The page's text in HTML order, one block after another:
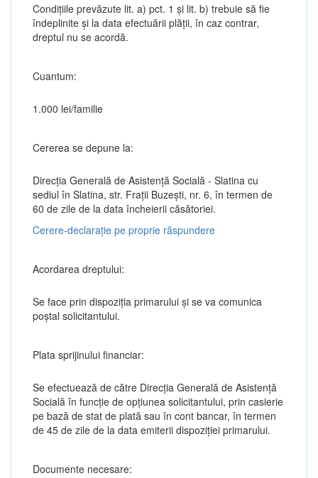
Condițiile prevăzute lit. a) pct. 1 și lit. b) trebuie să fie
îndeplinite și la data efectuării plății, în caz contrar,
dreptul nu se acordă.
Cuantum:
1.000 lei/familie
Cererea se depune la:
Direcția Generală de Asistenţă Socială - Slatina cu
sediul în Slatina, str. Fraţii Buzeşti, nr. 6, în termen de
60 de zile de la data încheierii căsătoriei.
Cerere-declarație pe proprie răspundere
Acordarea dreptului:
Se face prin dispoziția primarului și se va comunica
poștal solicitantului.
Plata sprijinului financiar:
Se efectuează de către Direcția Generală de Asistență
Socială în funcție de opțiunea solicitantului, prin casierie
pe bază de stat de plată sau în cont bancar, în termen
de 45 de zile de la data emiterii dispoziției primarului.
Documente necesare: